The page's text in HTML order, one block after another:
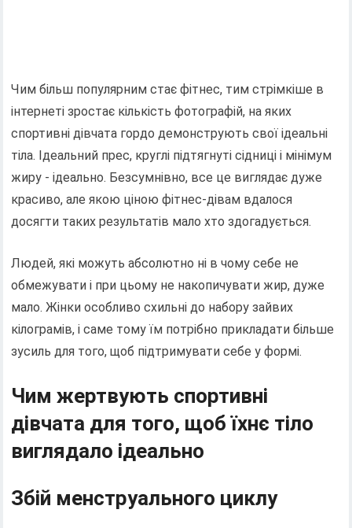
Чим більш популярним стає фітнес, тим стрімкіше в
інтернеті зростає кількість фотографій, на яких
спортивні дівчата гордо демонструють свої ідеальні
тіла. Ідеальний прес, круглі підтягнуті сідниці і мінімум
жиру - ідеально. Безсумнівно, все це виглядає дуже
красиво, але якою ціною фітнес-дівам вдалося
досягти таких результатів мало хто здогадується.
Людей, які можуть абсолютно ні в чому себе не
обмежувати і при цьому не накопичувати жир, дуже
мало. Жінки особливо схильні до набору зайвих
кілограмів, і саме тому їм потрібно прикладати більше
зусиль для того, щоб підтримувати себе у формі.
Чим жертвують спортивні
дівчата для того, щоб їхнє тіло
виглядало ідеально
Збій менструального циклу